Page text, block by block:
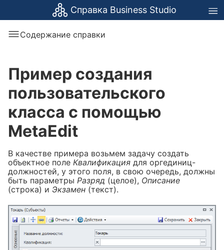
Справка Business Studio
Содержание справки
Пример создания
пользовательского
класса с помощью
MetaEdit
В качестве примера возьмем задачу создать
объектное поле Квалификация для оргединиц-
должностей, у этого поля, в свою очередь, должны
быть параметры Разряд (целое), Описание
(строка) и Экзамен (текст).